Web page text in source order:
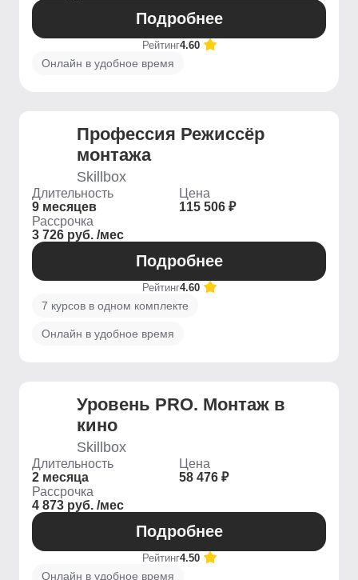
Подробнее
Рейтинг4.60
Онлайн в удобное время
Профессия Режиссёр
монтажа
Skillbox
Длительность
9 месяцев
Цена
115 506 ₽
Рассрочка
3 726 руб. /мес
Подробнее
Рейтинг4.60
7 курсов в одном комплекте
Онлайн в удобное время
Уровень PRO. Монтаж в
кино
Skillbox
Длительность
2 месяца
Цена
58 476 ₽
Рассрочка
4 873 руб. /мес
Подробнее
Рейтинг4.50
Онлайн в удобное время